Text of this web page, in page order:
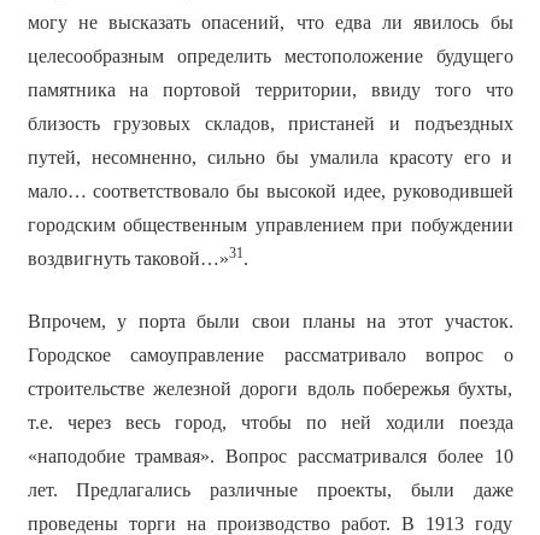
могу не высказать опасений, что едва ли явилось бы
целесообразным определить местоположение будущего
памятника на портовой территории, ввиду того что
близость грузовых складов, пристаней и подъездных
путей, несомненно, сильно бы умалила красоту его и
мало… соответствовало бы высокой идее, руководившей
городским общественным управлением при побуждении
воздвигнуть таковой…»31 .
Впрочем, у порта были свои планы на этот участок.
Городское самоуправление рассматривало вопрос о
строительстве железной дороги вдоль побережья бухты,
т.е. через весь город, чтобы по ней ходили поезда
«наподобие трамвая». Вопрос рассматривался более 10
лет. Предлагались различные проекты, были даже
проведены торги на производство работ. В 1913 году